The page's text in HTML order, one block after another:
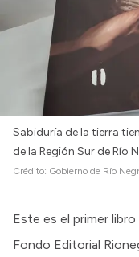
Sabiduría de la tierra
de la Región Sur de Río
Crédito: Gobierno de Río
Este es el primer
Fondo Editorial